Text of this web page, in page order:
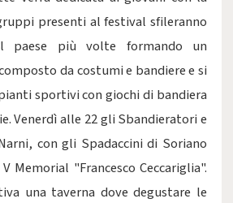
presenti al festival sfileranno
paese più volte formando un
da costumi e bandiere e si
sportivi con giochi di bandiera
Venerdì alle 22 gli Sbandieratori e
con gli Spadaccini di Soriano
Memorial "Francesco Ceccariglia".
una taverna dove degustare le